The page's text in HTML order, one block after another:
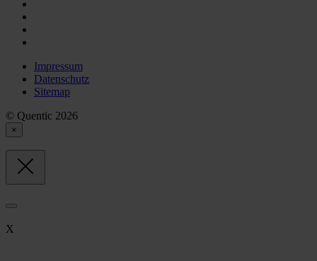
Impressum
Datenschutz
Sitemap
© Quentic 2026
×
X